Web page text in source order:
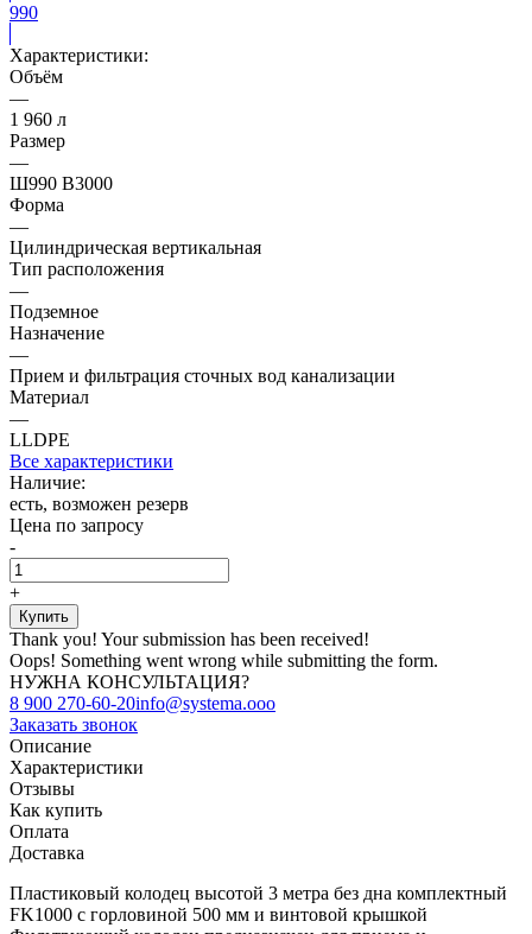
990
Характеристики:
Объём
—
1 960 л
Размер
—
Ш990 В3000
Форма
—
Цилиндрическая вертикальная
Тип расположения
—
Подземное
Назначение
—
Прием и фильтрация сточных вод канализации
Материал
—
LLDPE
Все характеристики
Наличие:
есть, возможен резерв
Цена по запросу
-
+
Thank you! Your submission has been received!
Oops! Something went wrong while submitting the form.
НУЖНА КОНСУЛЬТАЦИЯ?
8 900 270-60-20info@systema.ooo
Заказать звонок
Описание
Характеристики
Отзывы
Как купить
Оплата
Доставка
Пластиковый колодец высотой 3 метра без дна комплектный
FK1000 c горловиной 500 мм и винтовой крышкой